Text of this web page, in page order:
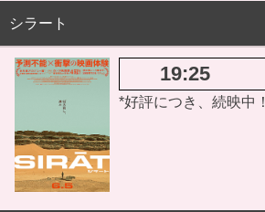
シラート
19:25
*好評につき、続映中！